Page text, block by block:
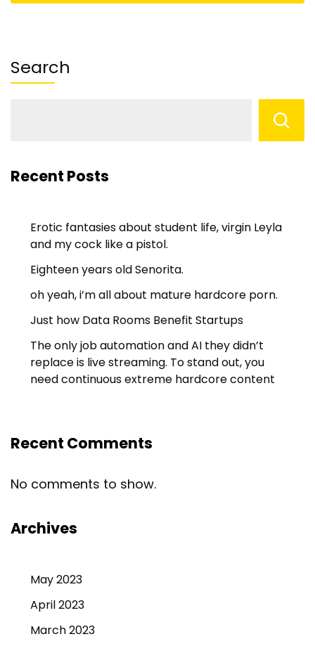
Search
Recent Posts
Erotic fantasies about student life, virgin Leyla
and my cock like a pistol.
Eighteen years old Senorita.
oh yeah, i’m all about mature hardcore porn.
Just how Data Rooms Benefit Startups
The only job automation and AI they didn’t
replace is live streaming. To stand out, you
need continuous extreme hardcore content
Recent Comments
No comments to show.
Archives
May 2023
April 2023
March 2023